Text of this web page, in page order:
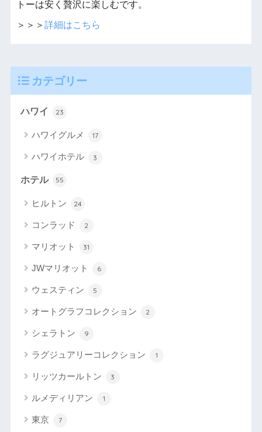
トーは安く贅沢に楽しむです。
＞＞＞ 詳細はこちら
カテゴリー
ハワイ 23
ハワイグルメ 17
ハワイホテル 3
ホテル 55
ヒルトン 24
コンラッド 2
マリオット 31
JWマリオット 6
ウェスティン 5
オートグラフコレクション 2
シェラトン 9
ラグジュアリーコレクション 1
リッツカールトン 3
ルメディリアン 1
東京 7